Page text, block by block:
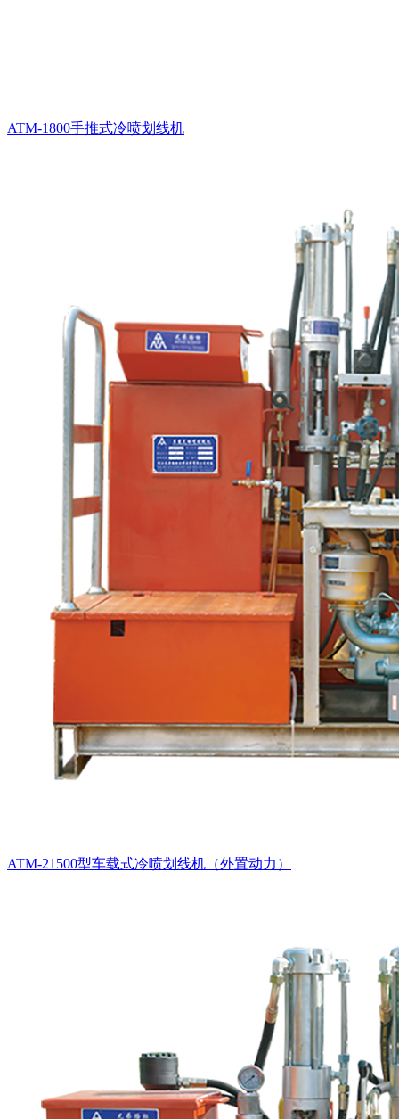
ATM-1800手推式冷喷划线机
ATM-21500型车载式冷喷划线机（外置动力）